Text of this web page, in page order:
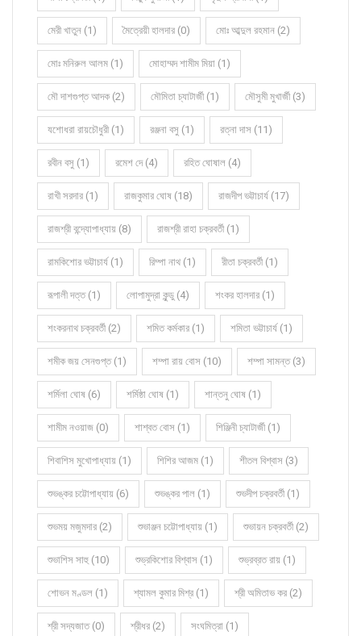
মেরী খাতুন (1) মৈত্রেয়ী হালদার (0) মোঃ আব্দুল রহমান (2)
মোঃ মনিরুল আলম (1) মোহাম্মদ শামীম মিয়া (1)
মৌ দাশগুপ্ত আদক (2) মৌমিতা চ্যাটার্জী (1) মৌসুমী মুখার্জী (3)
যশোধরা রায়চৌধুরী (1) রঞ্জনা বসু (1) রত্না দাস (11)
রবীন বসু (1) রমেশ দে (4) রহিত ঘোষাল (4)
রাখী সরদার (1) রাজকুমার ঘোষ (18) রাজদীপ ভট্টাচার্য (17)
রাজশ্রী বন্দ্যোপাধ্যায় (8) রাজশ্রী রাহা চক্রবর্তী (1)
রামকিশোর ভট্টাচার্য (1) রিম্পা নাথ (1) রীতা চক্রবর্তী (1)
রূপালী দত্ত (1) লোপামুদ্রা কুন্ডু (4) শংকর হালদার (1)
শংকরনাথ চক্রবর্তী (2) শমিত কর্মকার (1) শমিতা ভট্টাচার্য (1)
শমীক জয় সেনগুপ্ত (1) শম্পা রায় বোস (10) শম্পা সামন্ত (3)
শর্মিলা ঘোষ (6) শর্মিষ্ঠা ঘোষ (1) শান্তনু ঘোষ (1)
শামীম নওয়াজ (0) শাশ্বত বোস (1) শিঞ্জিনী চ্যাটার্জী (1)
শিবাশিস মুখোপাধ্যায় (1) শিশির আজম (1) শীতল বিশ্বাস (3)
শুভঙ্কর চট্টোপাধ্যায় (6) শুভঙ্কর পাল (1) শুভদীপ চক্রবর্তী (1)
শুভময় মজুমদার (2) শুভাঞ্জন চট্টোপাধ্যায় (1) শুভায়ন চক্রবর্তী (2)
শুভাশিস সাহু (10) শুভ্রকিশোর বিশ্বাস (1) শুভ্রব্রত রায় (1)
শোভন মণ্ডল (1) শ্যামল কুমার মিশ্র (1) শ্রী অমিতাভ কর (2)
শ্রী সদ্যজাত (0) শ্রীধর (2) সংঘমিত্রা (1)